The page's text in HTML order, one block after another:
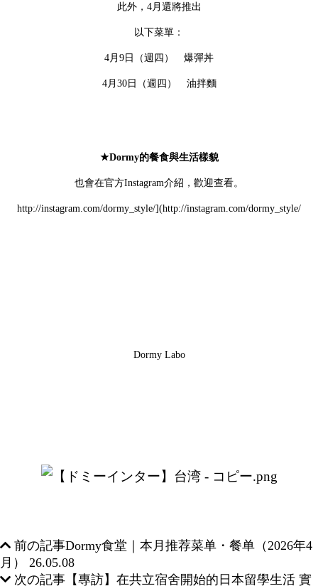
此外，4月還將推出
以下菜單：
4月9日（週四） 爆彈丼
4月30日（週四） 油拌麵
★Dormy的餐食與生活樣貌
也會在官方Instagram介紹，歡迎查看。
http://instagram.com/dormy_style/](http://instagram.com/dormy_style/
Dormy Labo
前の記事Dormy食堂｜本月推荐菜单・餐单（2026年4
月）
26.05.08
次の記事 【專訪】在共立宿舍開始的日本留學生活 實